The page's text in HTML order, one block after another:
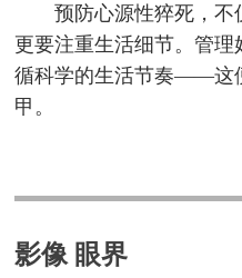
预防心源性猝死，不
更要注重生活细节。管
循科学的生活节奏——这
甲。
影像 眼界